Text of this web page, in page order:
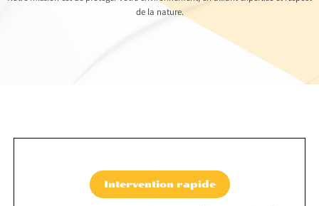
de la nature.
Intervention rapide